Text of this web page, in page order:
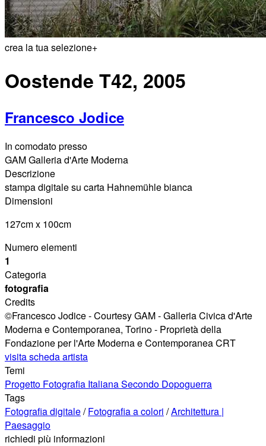
crea la tua selezione+
Oostende T42, 2005
Francesco Jodice
In comodato presso
GAM Galleria d'Arte Moderna
Descrizione
stampa digitale su carta Hahnemühle bianca
Dimensioni
127cm x 100cm
Numero elementi
1
Categoria
fotografia
Credits
©Francesco Jodice - Courtesy GAM - Galleria Civica d'Arte
Moderna e Contemporanea, Torino - Proprietà della
Fondazione per l'Arte Moderna e Contemporanea CRT
visita scheda artista
Temi
Progetto Fotografia Italiana Secondo Dopoguerra
Tags
Fotografia digitale/Fotografia a colori /Architettura |
Paesaggio
richiedi più informazioni